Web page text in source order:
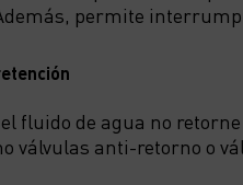
permite
fluido de agua no
válvulas anti-retorno o